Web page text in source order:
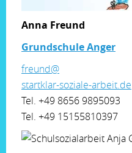
Anna Freund
Grundschule Anger
freund@
startklar-soziale-arbeit.de
Tel. +49 8656 9895093
Tel. +49 15155810397